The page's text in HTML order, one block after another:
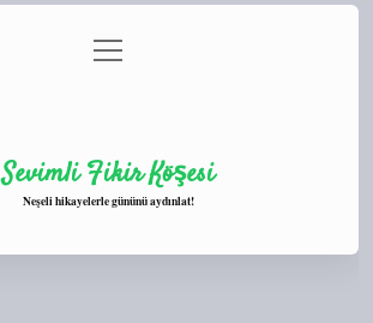
Gizlilik Politikası
menüyü
aç
Sevimli Fikir Köşesi
Neşeli hikayelerle gününü aydınlat!